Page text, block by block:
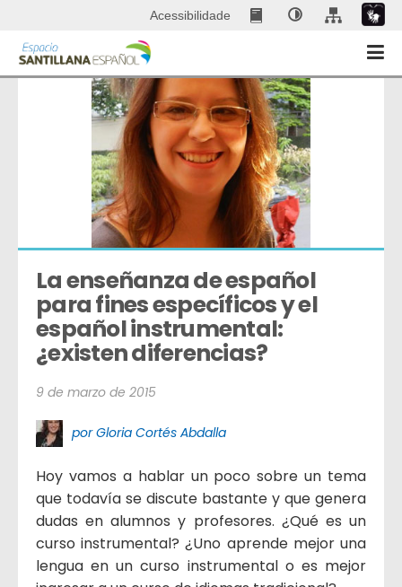
Acessibilidade
La enseñanza de español
para fines específicos y el
español instrumental:
¿existen diferencias?
9 de marzo de 2015
por Gloria Cortés Abdalla
Hoy vamos a hablar un poco sobre un tema
que todavía se discute bastante y que genera
dudas en alumnos y profesores. ¿Qué es un
curso instrumental? ¿Uno aprende mejor una
lengua en un curso instrumental o es mejor